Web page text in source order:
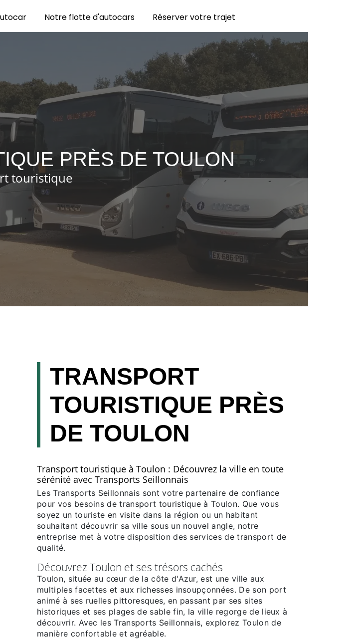
Notre flotte d'autocars Réserver votre trajet
PRÈS DE TOULON
touristique
TRANSPORT
TOURISTIQUE PRÈS
DE TOULON
Transport touristique à Toulon : Découvrez la ville en toute
sérénité avec Transports Seillonnais
Les Transports Seillonnais sont votre partenaire de confiance
pour vos besoins de transport touristique à Toulon. Que vous
soyez un touriste en visite dans la région ou un habitant
souhaitant découvrir sa ville sous un nouvel angle, notre
entreprise met à votre disposition des services de transport de
qualité.
Découvrez Toulon et ses trésors cachés
Toulon, située au cœur de la côte d'Azur, est une ville aux
multiples facettes et aux richesses insoupçonnées. De son port
animé à ses ruelles pittoresques, en passant par ses sites
historiques et ses plages de sable fin, la ville regorge de lieux à
découvrir. Avec les Transports Seillonnais, explorez Toulon de
manière confortable et agréable.